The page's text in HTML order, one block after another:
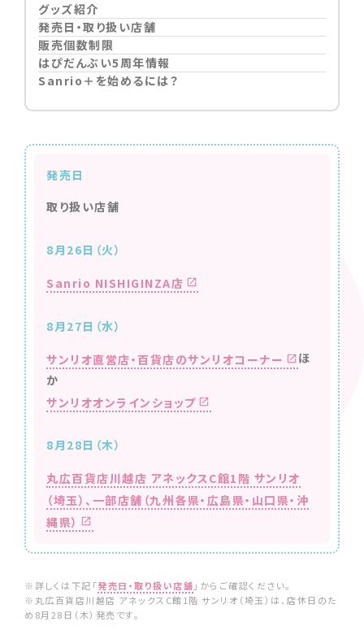
グッズ紹介
発売日・取り扱い店舗
販売個数制限
はぴだんぶい5周年情報
Sanrio＋を始めるには？
発売日
取り扱い店舗
8月26日（火）
Sanrio NISHIGINZA店
8月27日（水）
サンリオ直営店・百貨店のサンリオコーナー
ほ
か
サンリオオンラインショップ
8月28日（木）
丸広百貨店川越店 アネックスC館1階 サンリオ
（埼玉）、 一部店舗（九州各県・広島県・山口県・沖
縄県）
※詳しくは下記「発売日・取り扱い店舗 」からご確認ください。
※丸広百貨店川越店 アネックスC館1階 サンリオ（埼玉）は、店休日のた
め8月28日（木）発売です。